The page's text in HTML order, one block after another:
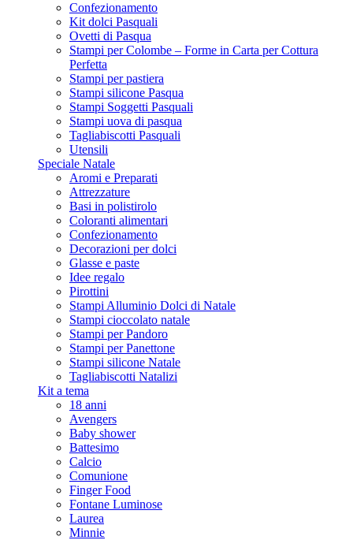
Confezionamento
Kit dolci Pasquali
Ovetti di Pasqua
Stampi per Colombe – Forme in Carta per Cottura
Perfetta
Stampi per pastiera
Stampi silicone Pasqua
Stampi Soggetti Pasquali
Stampi uova di pasqua
Tagliabiscotti Pasquali
Utensili
Speciale Natale
Aromi e Preparati
Attrezzature
Basi in polistirolo
Coloranti alimentari
Confezionamento
Decorazioni per dolci
Glasse e paste
Idee regalo
Pirottini
Stampi Alluminio Dolci di Natale
Stampi cioccolato natale
Stampi per Pandoro
Stampi per Panettone
Stampi silicone Natale
Tagliabiscotti Natalizi
Kit a tema
18 anni
Avengers
Baby shower
Battesimo
Calcio
Comunione
Finger Food
Fontane Luminose
Laurea
Minnie